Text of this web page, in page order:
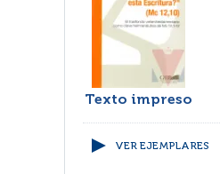
Texto impreso
VER EJEMPLARES